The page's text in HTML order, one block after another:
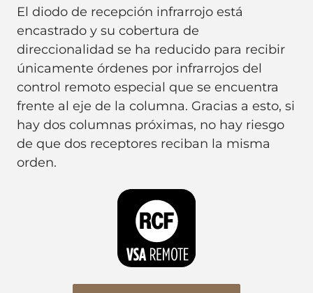
El diodo de recepción infrarrojo está
encastrado y su cobertura de
direccionalidad se ha reducido para recibir
únicamente órdenes por infrarrojos del
control remoto especial que se encuentra
frente al eje de la columna. Gracias a esto, si
hay dos columnas próximas, no hay riesgo
de que dos receptores reciban la misma
orden.